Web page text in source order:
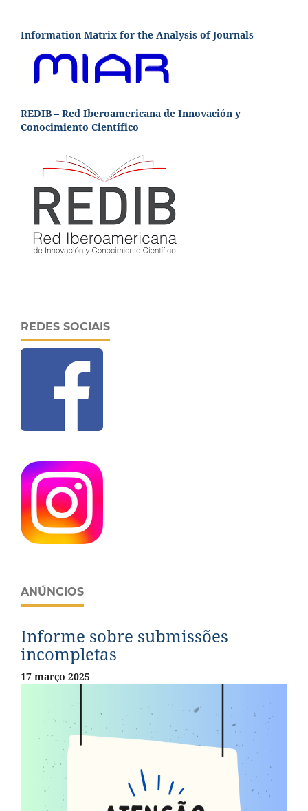
Information Matrix for the Analysis of Journals
REDIB – Red Iberoamericana de Innovación y
Conocimiento Científico
REDES SOCIAIS
ANÚNCIOS
Informe sobre submissões
incompletas
17 março 2025